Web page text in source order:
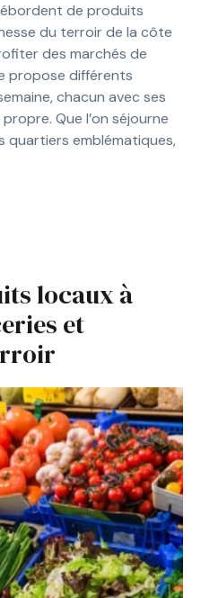
de produits
du terroir de la côte
des marchés de
propose différents
chacun avec ses
Que l’on séjourne
quartiers emblématiques,
locaux à
et